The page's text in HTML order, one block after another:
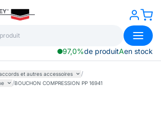
97,0%de produitAen stock
et autres accessoires /
/BOUCHON COMPRESSION PP 16941